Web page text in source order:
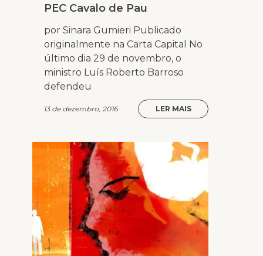
PEC Cavalo de Pau
por Sinara Gumieri Publicado
originalmente na Carta Capital No
último dia 29 de novembro, o
ministro Luís Roberto Barroso
defendeu
13 de dezembro, 2016 LER MAIS